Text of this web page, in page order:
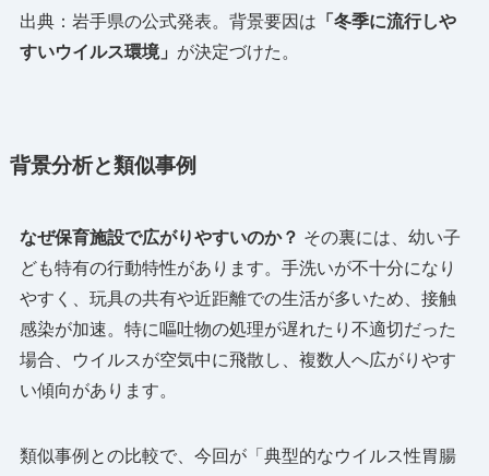
出典：岩手県の公式発表。背景要因は 「冬季に流行しや
すいウイルス環境」 が決定づけた。
背景分析と類似事例
なぜ保育施設で広がりやすいのか？ その裏には、幼い子
ども特有の行動特性があります。手洗いが不十分になり
やすく、玩具の共有や近距離での生活が多いため、接触
感染が加速。特に嘔吐物の処理が遅れたり不適切だった
場合、ウイルスが空気中に飛散し、複数人へ広がりやす
い傾向があります。
類似事例との比較で、今回が「典型的なウイルス性胃腸